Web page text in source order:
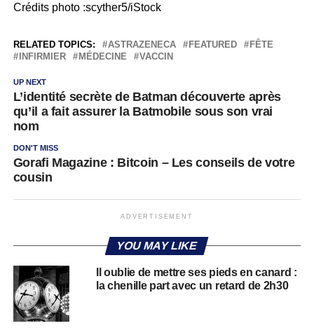
Crédits photo :scyther5/iStock
RELATED TOPICS: ASTRAZENECA FEATURED
FÊTE
INFIRMIER
MÉDECINE VACCIN
UP NEXT
L’identité secrète de Batman découverte après
qu’il a fait assurer la Batmobile sous son vrai
nom
DON'T MISS
Gorafi Magazine : Bitcoin – Les conseils de votre
cousin
ADVERTISEMENT
YOU MAY LIKE
Il oublie de mettre ses pieds en canard :
la chenille part avec un retard de 2h30